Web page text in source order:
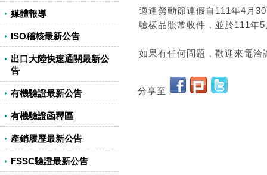
媒體報導
ISO稽核最新公告
出口大陸快速通關最新公
告
有機驗證最新公告
有機驗證函釋區
產銷履歷最新公告
FSSC驗證最新公告
適逢勞動節連假自111年4月
驗樣品照常收件，並於111年
如果有任何問題，歡迎來電
分享至